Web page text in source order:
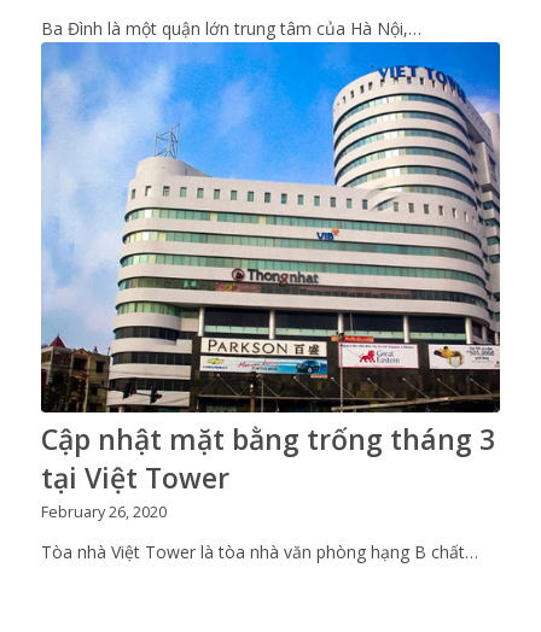
Ba Đình là một quận lớn trung tâm của Hà Nội,…
Cập nhật mặt bằng trống tháng 3
tại Việt Tower
February 26, 2020
Tòa nhà Việt Tower là tòa nhà văn phòng hạng B chất…